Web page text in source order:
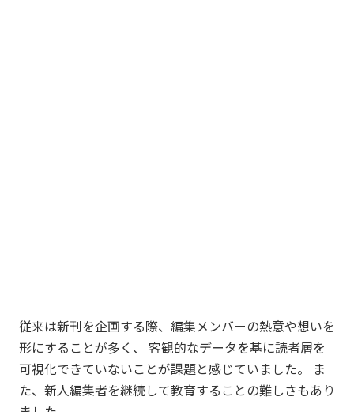
従来は新刊を企画する際、編集メンバーの熱意や想いを
形にすることが多く、 客観的なデータを基に読者層を
可視化できていないことが課題と感じていました。 ま
た、新人編集者を継続して教育することの難しさもあり